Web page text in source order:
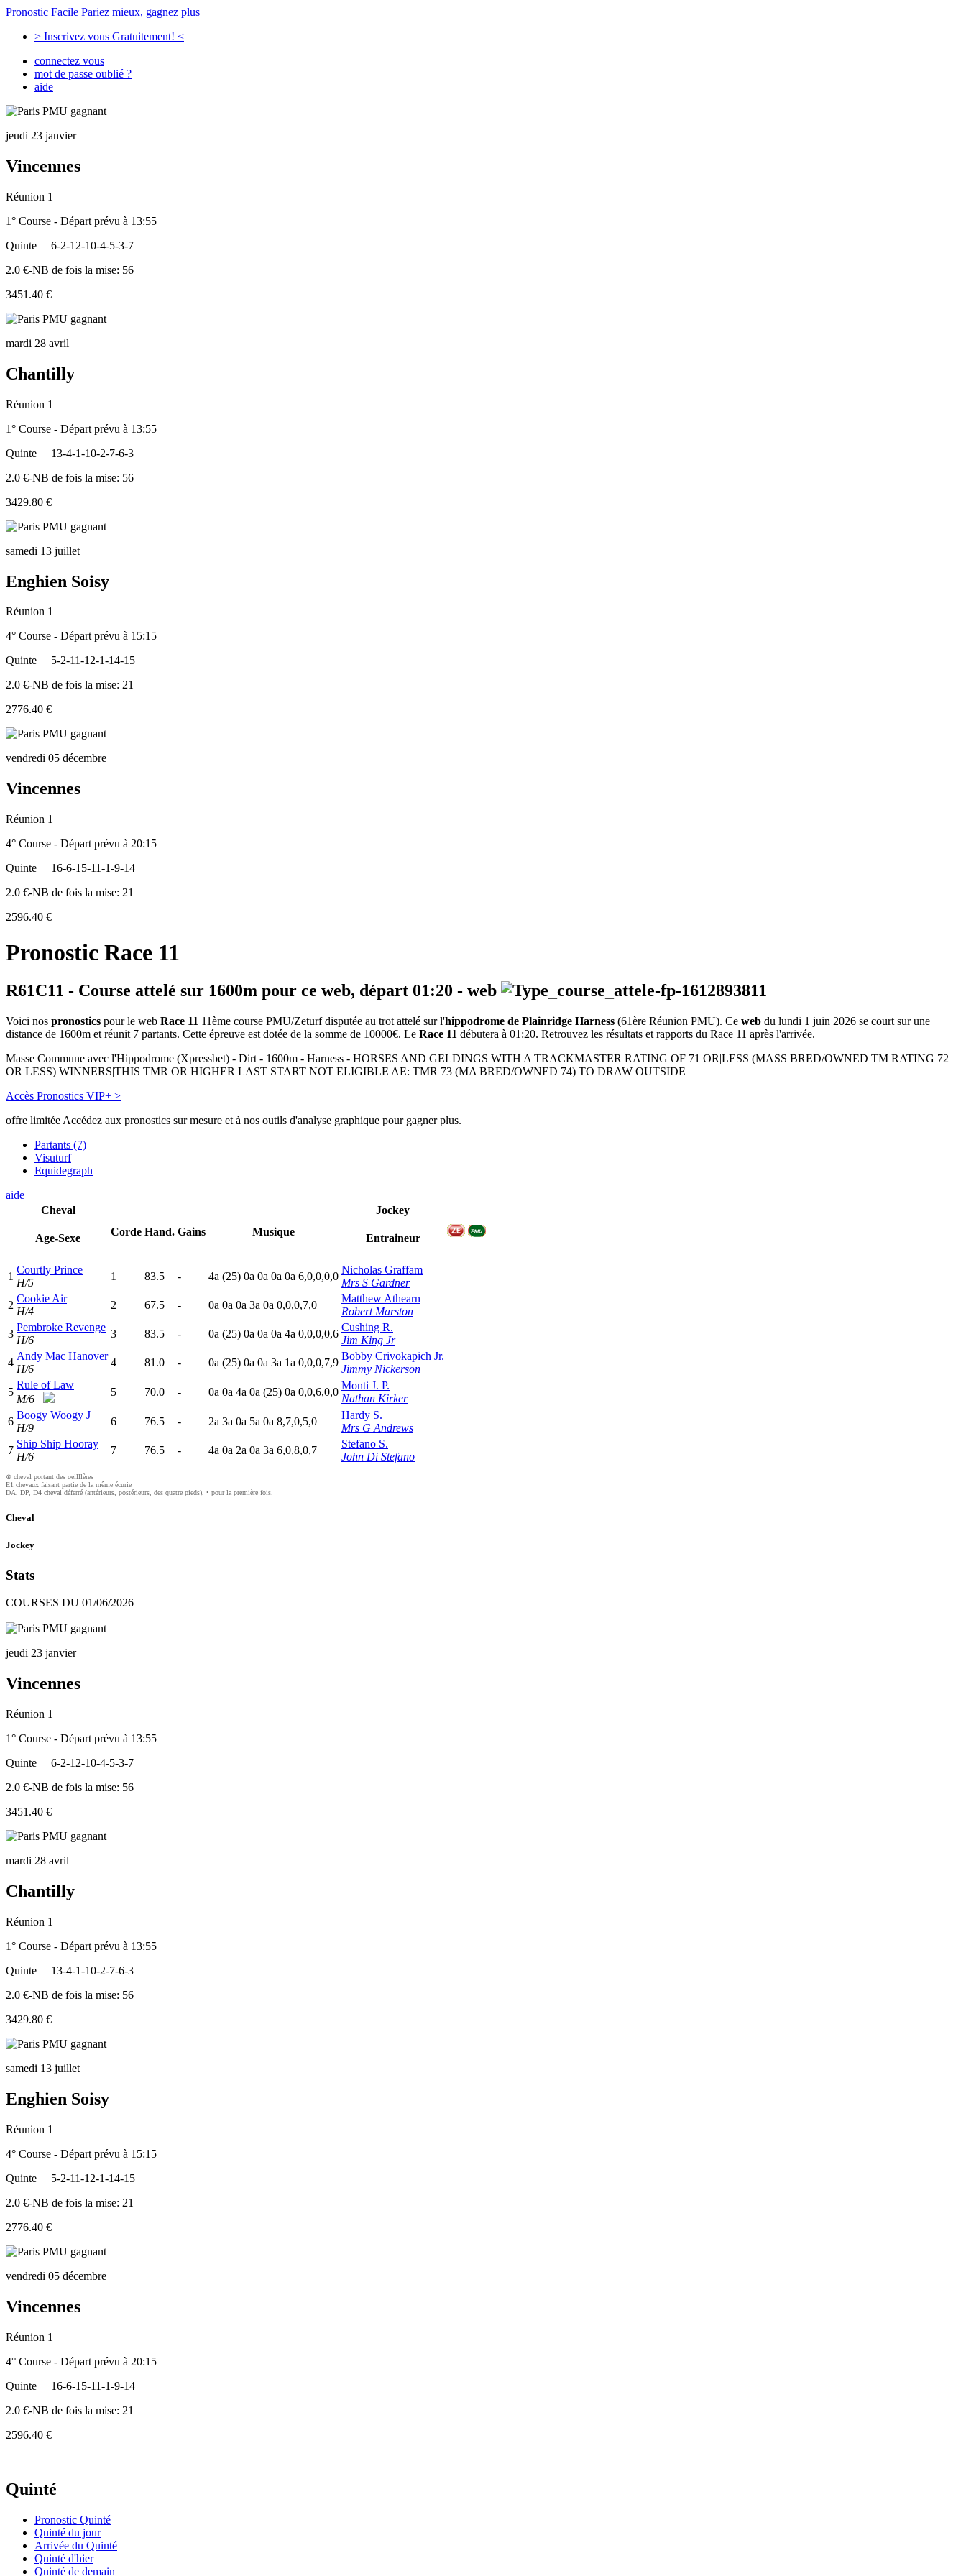
Pronostic Facile Pariez mieux, gagnez plus
> Inscrivez vous Gratuitement! <
connectez vous
mot de passe oublié ?
aide
jeudi 23 janvier
Vincennes
Réunion 1
1° Course - Départ prévu à 13:55
Quinte
6-2-12-10-4-5-3-7
2.0 €-NB de fois la mise: 56
3451.40 €
mardi 28 avril
Chantilly
Réunion 1
1° Course - Départ prévu à 13:55
Quinte
13-4-1-10-2-7-6-3
2.0 €-NB de fois la mise: 56
3429.80 €
samedi 13 juillet
Enghien Soisy
Réunion 1
4° Course - Départ prévu à 15:15
Quinte
5-2-11-12-1-14-15
2.0 €-NB de fois la mise: 21
2776.40 €
vendredi 05 décembre
Vincennes
Réunion 1
4° Course - Départ prévu à 20:15
Quinte
16-6-15-11-1-9-14
2.0 €-NB de fois la mise: 21
2596.40 €
Pronostic Race 11
R61C11 - Course attelé sur 1600m pour ce web, départ 01:20 - web
Voici nos pronostics pour le web Race 11 11ème course PMU/Zeturf disputée au trot attelé sur l'hippodrome de Plainridge Harness (61ère Réunion PMU). Ce web du lundi 1 juin 2026 se court sur une
distance de 1600m et réunit 7 partants. Cette épreuve est dotée de la somme de 10000€. Le Race 11 débutera à 01:20. Retrouvez les résultats et rapports du Race 11 après l'arrivée.
Masse Commune avec l'Hippodrome (Xpressbet) - Dirt - 1600m - Harness - HORSES AND GELDINGS WITH A TRACKMASTER RATING OF 71 OR|LESS (MASS BRED/OWNED TM RATING 72
OR LESS) WINNERS|THIS TMR OR HIGHER LAST START NOT ELIGIBLE AE: TMR 73 (MA BRED/OWNED 74) TO DRAW OUTSIDE
Accès Pronostics VIP+ >
offre limitée Accédez aux pronostics sur mesure et à nos outils d'analyse graphique pour gagner plus.
Partants (7)
Visuturf
Equidegraph
aide
Cheval
Age-Sexe
Corde Hand. Gains Musique
Jockey
Entraineur
1
Courtly Prince
H/5
1 83.5 - 4a (25) 0a 0a 0a 0a 6,0,0,0,0
Nicholas Graffam
Mrs S Gardner
2
Cookie Air
H/4
2 67.5 - 0a 0a 0a 3a 0a 0,0,0,7,0
Matthew Athearn
Robert Marston
3
Pembroke Revenge
H/6
3 83.5 - 0a (25) 0a 0a 0a 4a 0,0,0,0,6
Cushing R.
Jim King Jr
4
Andy Mac Hanover
H/6
4 81.0 - 0a (25) 0a 0a 3a 1a 0,0,0,7,9
Bobby Crivokapich Jr.
Jimmy Nickerson
5
Rule of Law
M/6
5 70.0 - 0a 0a 4a 0a (25) 0a 0,0,6,0,0
Monti J. P.
Nathan Kirker
6
Boogy Woogy J
H/9
6 76.5 - 2a 3a 0a 5a 0a 8,7,0,5,0
Hardy S.
Mrs G Andrews
7
Ship Ship Hooray
H/6
7 76.5 - 4a 0a 2a 0a 3a 6,0,8,0,7
Stefano S.
John Di Stefano
⊗ cheval portant des oeilllères
E1 chevaux faisant partie de la même écurie
DA, DP, D4 cheval déferré (antérieurs, postérieurs, des quatre pieds), • pour la première fois.
Cheval
Jockey
Stats
COURSES DU 01/06/2026
jeudi 23 janvier
Vincennes
Réunion 1
1° Course - Départ prévu à 13:55
Quinte
6-2-12-10-4-5-3-7
2.0 €-NB de fois la mise: 56
3451.40 €
mardi 28 avril
Chantilly
Réunion 1
1° Course - Départ prévu à 13:55
Quinte
13-4-1-10-2-7-6-3
2.0 €-NB de fois la mise: 56
3429.80 €
samedi 13 juillet
Enghien Soisy
Réunion 1
4° Course - Départ prévu à 15:15
Quinte
5-2-11-12-1-14-15
2.0 €-NB de fois la mise: 21
2776.40 €
vendredi 05 décembre
Vincennes
Réunion 1
4° Course - Départ prévu à 20:15
Quinte
16-6-15-11-1-9-14
2.0 €-NB de fois la mise: 21
2596.40 €
Quinté
Pronostic Quinté
Quinté du jour
Arrivée du Quinté
Quinté d'hier
Quinté de demain